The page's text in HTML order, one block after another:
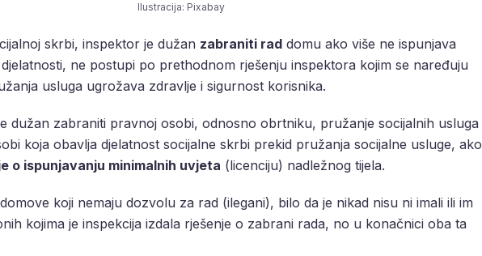
Ilustracija: Pixabay
skrbi, inspektor je dužan zabraniti rad domu ako više ne ispunjava
ne postupi po prethodnom rješenju inspektora kojim se naređuju
usluga ugrožava zdravlje i sigurnost korisnika.
dužan zabraniti pravnoj osobi, odnosno obrtniku, pružanje socijalnih usluga
koja obavlja djelatnost socijalne skrbi prekid pružanja socijalne usluge, ako
o ispunjavanju minimalnih uvjeta (licenciju) nadležnog tijela.
koji nemaju dozvolu za rad (ilegani), bilo da je nikad nisu ni imali ili im
kojima je inspekcija izdala rješenje o zabrani rada, no u konačnici oba ta